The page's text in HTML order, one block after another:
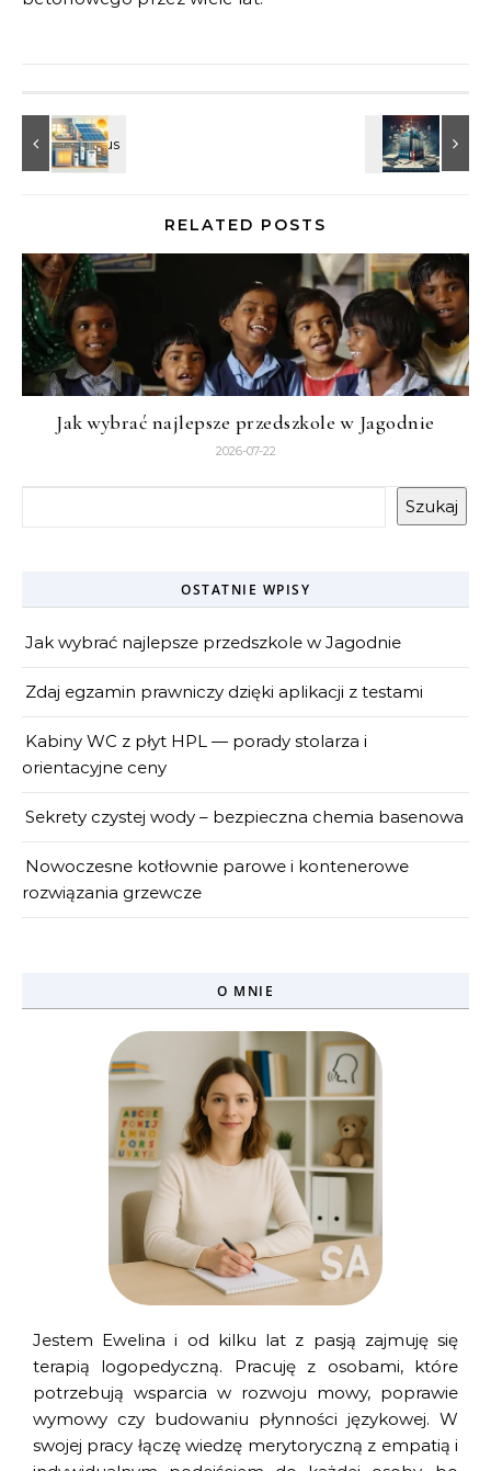
RELATED POSTS
Jak wybrać najlepsze przedszkole w Jagodnie
2026-07-22
Szukaj
OSTATNIE WPISY
Jak wybrać najlepsze przedszkole w Jagodnie
Zdaj egzamin prawniczy dzięki aplikacji z testami
Kabiny WC z płyt HPL — porady stolarza i
orientacyjne ceny
Sekrety czystej wody – bezpieczna chemia basenowa
Nowoczesne kotłownie parowe i kontenerowe
rozwiązania grzewcze
O MNIE
Jestem Ewelina i od kilku lat z pasją zajmuję się
terapią logopedyczną. Pracuję z osobami, które
potrzebują wsparcia w rozwoju mowy, poprawie
wymowy czy budowaniu płynności językowej. W
swojej pracy łączę wiedzę merytoryczną z empatią i